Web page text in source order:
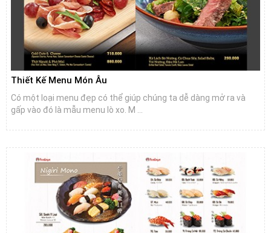
Thiết Kế Menu Món Âu
Có một loại menu đẹp có thể giúp chúng ta dễ dàng mở ra và
gấp vào đó là mẫu menu lò xo. M ...